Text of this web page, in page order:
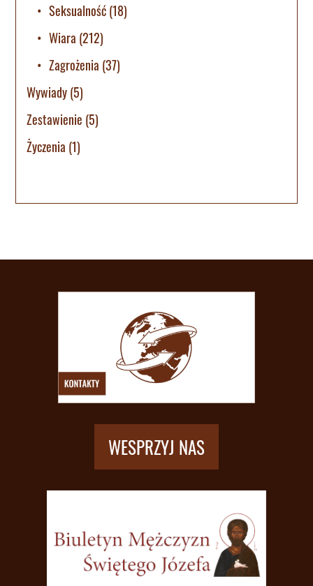
Seksualność(18)
Wiara (212)
Zagrożenia (37)
Wywiady(5)
Zestawienie (5)
Życzenia (1)
WESPRZYJ NAS